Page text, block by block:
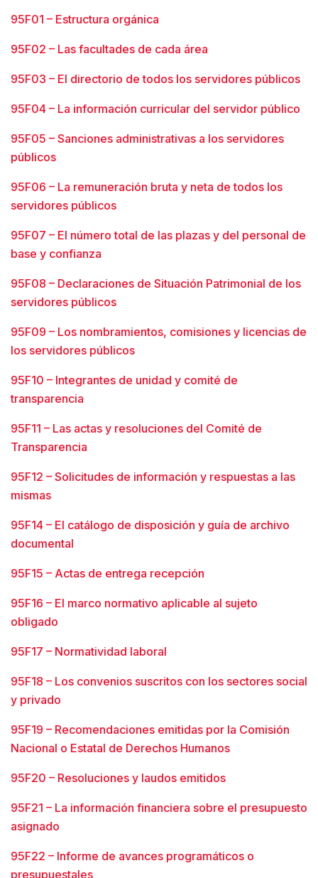
95F01 – Estructura orgánica
95F02 – Las facultades de cada área
95F03 – El directorio de todos los servidores públicos
95F04 – La información curricular del servidor público
95F05 – Sanciones administrativas a los servidores
públicos
95F06 – La remuneración bruta y neta de todos los
servidores públicos
95F07 – El número total de las plazas y del personal de
base y confianza
95F08 – Declaraciones de Situación Patrimonial de los
servidores públicos
95F09 – Los nombramientos, comisiones y licencias de
los servidores públicos
95F10 – Integrantes de unidad y comité de
transparencia
95F11 – Las actas y resoluciones del Comité de
Transparencia
95F12 – Solicitudes de información y respuestas a las
mismas
95F14 – El catálogo de disposición y guía de archivo
documental
95F15 – Actas de entrega recepción
95F16 – El marco normativo aplicable al sujeto
obligado
95F17 – Normatividad laboral
95F18 – Los convenios suscritos con los sectores social
y privado
95F19 – Recomendaciones emitidas por la Comisión
Nacional o Estatal de Derechos Humanos
95F20 – Resoluciones y laudos emitidos
95F21 – La información financiera sobre el presupuesto
asignado
95F22 – Informe de avances programáticos o
presupuestales